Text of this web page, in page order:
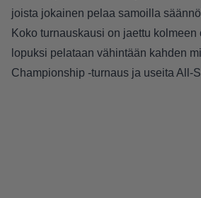
joista jokainen pelaa samoilla
Koko turnauskausi on jaettu kolmeen
lopuksi pelataan vähintään kahden
Championship -turnaus ja useita All-